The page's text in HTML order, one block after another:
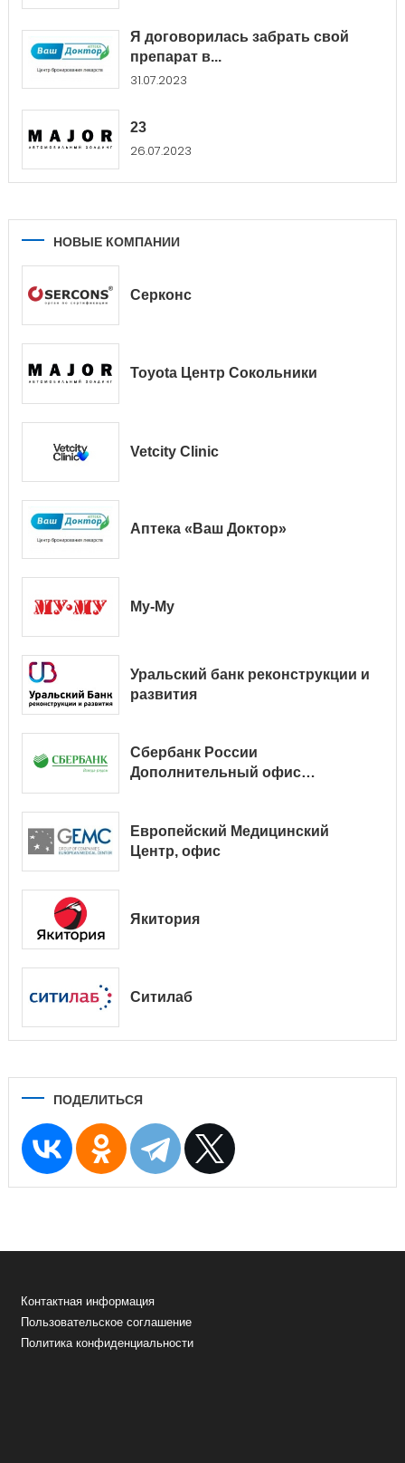
Я договорилась забрать свой
препарат в...
31.07.2023
23
26.07.2023
НОВЫЕ КОМПАНИИ
Серконс
Toyota Центр Сокольники
Vetcity Clinic
Аптека «Ваш Доктор»
Му-Му
Уральский банк реконструкции и
развития
Сбербанк России
Дополнительный офис
Европейский Медицинский
Центр, офис
Якитория
Ситилаб
ПОДЕЛИТЬСЯ
Контактная информация
Пользовательское соглашение
Политика конфиденциальности